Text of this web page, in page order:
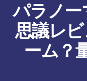
パラノー
思議レ
ーム？